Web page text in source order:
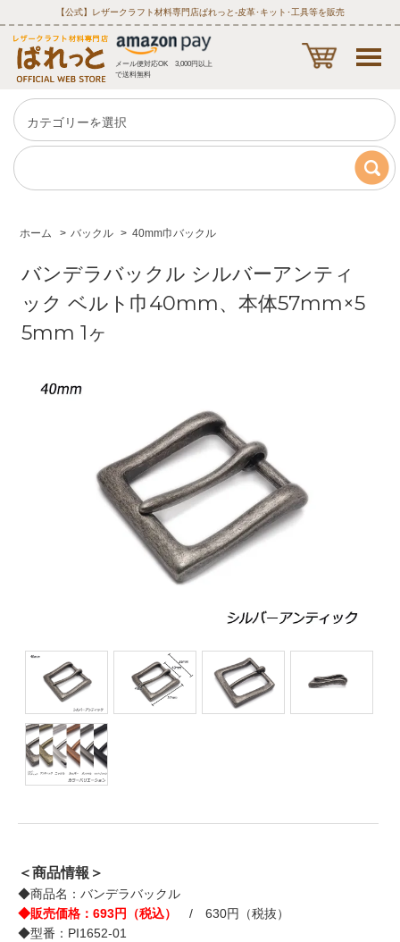
【公式】レザークラフト材料専門店ぱれっと‐皮革･キット･工具等を販売
メール便対応OK 3,000円以上
で送料無料
ホーム > バックル > 40mm巾バックル
バンデラバックル シルバーアンティ
ック ベルト巾40mm、本体57mm×5
5mm 1ヶ
＜商品情報＞
◆商品名：バンデラバックル
◆販売価格：693円（税込）
/ 630円（税抜）
◆型番：PI1652-01